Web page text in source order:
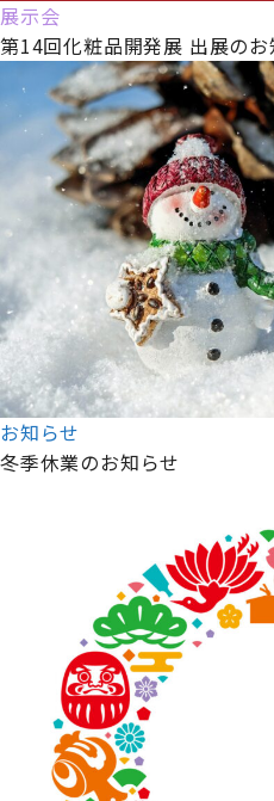
展示会
第14回化粧品開発展 出展のお
お知らせ
冬季休業のお知らせ